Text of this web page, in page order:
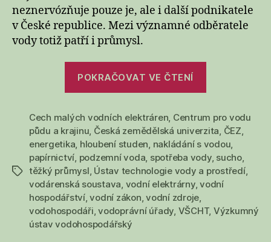
neznervózňuje pouze je, ale i další podnikatele
v České republice. Mezi významné odběratele
vody totiž patří i průmysl.
POKRAČOVAT VE ČTENÍ
voda:
problémy
hrozí
papírnám
i
Štítky
Cech malých vodních elektráren, Centrum pro vodu
půdu a krajinu, Česká zemědělská univerzita, ČEZ,
energetika, hloubení studen, nakládání s vodou,
papírnictví, podzemní voda, spotřeba vody, sucho,
těžký průmysl, Ústav technologie vody a prostředí,
vodárenská soustava, vodní elektrárny,vodní
hospodářství,vodní zákon,vodní zdroje,
vodohospodáři,vodoprávní úřady, VŠCHT, Výzkumný
ústav vodohospodářský